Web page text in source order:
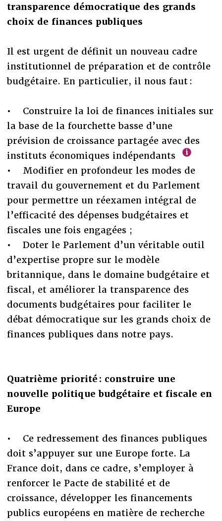
transparence démocratique des grands
choix de finances publiques
Il est urgent de définit un nouveau cadre
institutionnel de préparation et de contrôle
budgétaire. En particulier, il nous faut :
• Construire la loi de finances initiales sur
la base de la fourchette basse d’une
prévision de croissance partagée avec des
instituts économiques indépendants
• Modifier en profondeur les modes de
travail du gouvernement et du Parlement
pour permettre un réexamen intégral de
l’efficacité des dépenses budgétaires et
fiscales une fois engagées ;
• Doter le Parlement d’un véritable outil
d’expertise propre sur le modèle
britannique, dans le domaine budgétaire et
fiscal, et améliorer la transparence des
documents budgétaires pour faciliter le
débat démocratique sur les grands choix de
finances publiques dans notre pays.
Quatrième priorité : construire une
nouvelle politique budgétaire et fiscale en
Europe
• Ce redressement des finances publiques
doit s’appuyer sur une Europe forte. La
France doit, dans ce cadre, s’employer à
renforcer le Pacte de stabilité et de
croissance, développer les financements
publics européens en matière de recherche